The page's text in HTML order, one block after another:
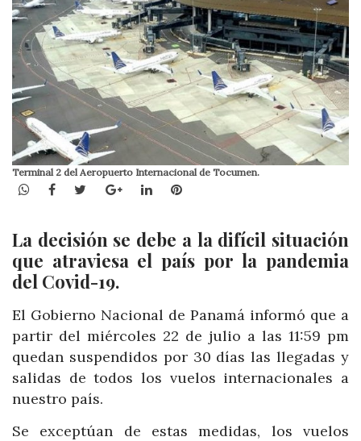
Terminal 2 del Aeropuerto Internacional de Tocumen.
WhatsApp
Facebook
TwitterGoogle+LinkedInPinterest
La decisión se debe a la difícil situación
que atraviesa el país por la pandemia
del Covid-19.
El Gobierno Nacional de Panamá informó que a
partir del miércoles 22 de julio a las 11:59 pm
quedan suspendidos por 30 días las llegadas y
salidas de todos los vuelos internacionales a
nuestro país.
Se exceptúan de estas medidas, los vuelos